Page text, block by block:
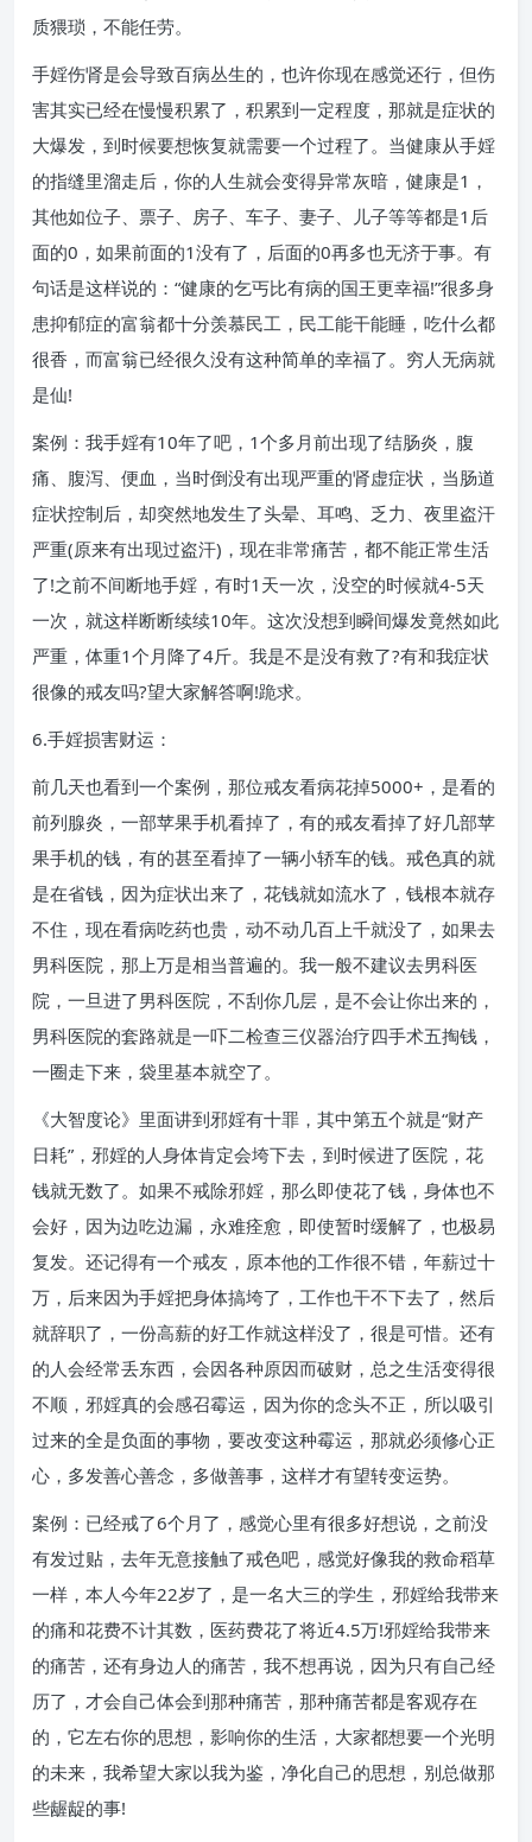
质猥琐，不能任劳。
手婬伤肾是会导致百病丛生的，也许你现在感觉还行，但伤
害其实已经在慢慢积累了，积累到一定程度，那就是症状的
大爆发，到时候要想恢复就需要一个过程了。当健康从手婬
的指缝里溜走后，你的人生就会变得异常灰暗，健康是1，
其他如位子、票子、房子、车子、妻子、儿子等等都是1后
面的0，如果前面的1没有了，后面的0再多也无济于事。有
句话是这样说的：“健康的乞丐比有病的国王更幸福!”很多身
患抑郁症的富翁都十分羡慕民工，民工能干能睡，吃什么都
很香，而富翁已经很久没有这种简单的幸福了。穷人无病就
是仙!
案例：我手婬有10年了吧，1个多月前出现了结肠炎，腹
痛、腹泻、便血，当时倒没有出现严重的肾虚症状，当肠道
症状控制后，却突然地发生了头晕、耳鸣、乏力、夜里盗汗
严重(原来有出现过盗汗)，现在非常痛苦，都不能正常生活
了!之前不间断地手婬，有时1天一次，没空的时候就4-5天
一次，就这样断断续续10年。这次没想到瞬间爆发竟然如此
严重，体重1个月降了4斤。我是不是没有救了?有和我症状
很像的戒友吗?望大家解答啊!跪求。
6.手婬损害财运：
前几天也看到一个案例，那位戒友看病花掉5000+，是看的
前列腺炎，一部苹果手机看掉了，有的戒友看掉了好几部苹
果手机的钱，有的甚至看掉了一辆小轿车的钱。戒色真的就
是在省钱，因为症状出来了，花钱就如流水了，钱根本就存
不住，现在看病吃药也贵，动不动几百上千就没了，如果去
男科医院，那上万是相当普遍的。我一般不建议去男科医
院，一旦进了男科医院，不刮你几层，是不会让你出来的，
男科医院的套路就是一吓二检查三仪器治疗四手术五掏钱，
一圈走下来，袋里基本就空了。
《大智度论》里面讲到邪婬有十罪，其中第五个就是“财产
日耗”，邪婬的人身体肯定会垮下去，到时候进了医院，花
钱就无数了。如果不戒除邪婬，那么即使花了钱，身体也不
会好，因为边吃边漏，永难痊愈，即使暂时缓解了，也极易
复发。还记得有一个戒友，原本他的工作很不错，年薪过十
万，后来因为手婬把身体搞垮了，工作也干不下去了，然后
就辞职了，一份高薪的好工作就这样没了，很是可惜。还有
的人会经常丢东西，会因各种原因而破财，总之生活变得很
不顺，邪婬真的会感召霉运，因为你的念头不正，所以吸引
过来的全是负面的事物，要改变这种霉运，那就必须修心正
心，多发善心善念，多做善事，这样才有望转变运势。
案例：已经戒了6个月了，感觉心里有很多好想说，之前没
有发过贴，去年无意接触了戒色吧，感觉好像我的救命稻草
一样，本人今年22岁了，是一名大三的学生，邪婬给我带来
的痛和花费不计其数，医药费花了将近4.5万!邪婬给我带来
的痛苦，还有身边人的痛苦，我不想再说，因为只有自己经
历了，才会自己体会到那种痛苦，那种痛苦都是客观存在
的，它左右你的思想，影响你的生活，大家都想要一个光明
的未来，我希望大家以我为鉴，净化自己的思想，别总做那
些龌龊的事!